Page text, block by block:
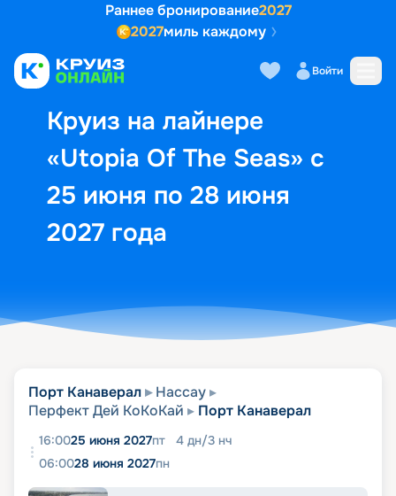
Раннее бронирование2027
2027миль каждому
Войти
Круиз на лайнере
«Utopia Of The Seas» с
25 июня по 28 июня
2027 года
Выбор кают Маршрут и
Порт Канаверал
Нассау
Перфект Дей КоКоКай
Порт Канаверал
16:0025 июня 2027пт 4 дн/3 нч
06:0028 июня 2027пн